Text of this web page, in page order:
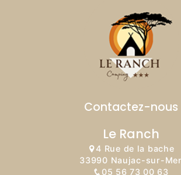
Contactez-nous
Le Ranch
4 Rue de la bache
33990 Naujac-sur-Mer
05 56 73 00 63